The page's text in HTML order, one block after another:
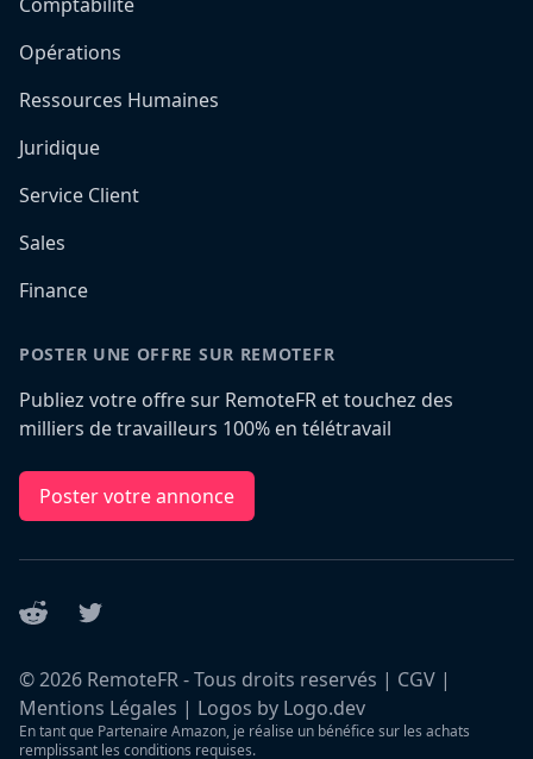
Opérations
Ressources Humaines
Juridique
Service Client
Sales
Finance
POSTER UNE OFFRE SUR REMOTEFR
Publiez votre offre sur RemoteFR et touchez des
milliers de travailleurs 100% en télétravail
Poster votre annonce
Reddit Twitter
©2026 RemoteFR - Tous droits reservés | CGV |
Mentions Légales | Logos by Logo.dev
En tant que Partenaire Amazon, je réalise un bénéfice sur les achats
remplissant les conditions requises.